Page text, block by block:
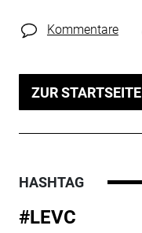
Kommentare
ZUR STARTSEITE
HASHTAG
#LEVC